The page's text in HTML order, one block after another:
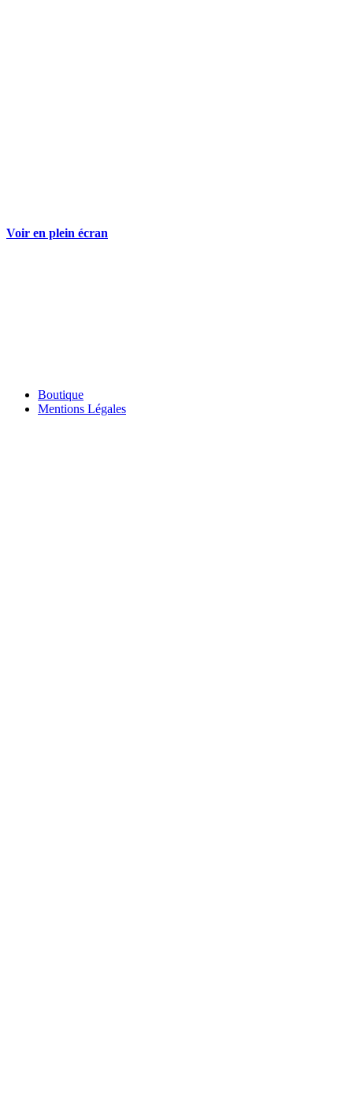
Voir en plein écran
Boutique
Mentions Légales